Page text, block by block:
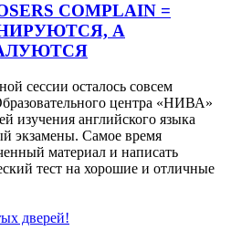
COMPLAIN =
А
сессии осталось совсем
центра «НИВА»
изучения английского языка
экзамены. Самое время
материал и написать
тест на хорошие и отличные